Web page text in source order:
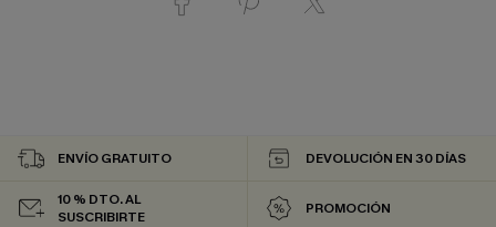
ENVÍO GRATUITO DEVOLUCIÓN EN 30 DÍAS
10 % DTO. AL
SUSCRIBIRTE
PROMOCIÓN